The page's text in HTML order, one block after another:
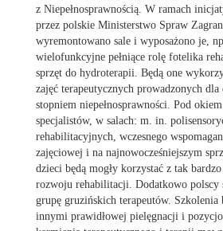
z Niepełnosprawnością. W ramach
przez polskie Ministerstwo Spraw
wyremontowano sale i wyposażono je,
wielofunkcyjne pełniące rolę fotelika
sprzęt do hydroterapii. Będą one
zajęć terapeutycznych prowadzonych dla
stopniem niepełnosprawności. Pod
specjalistów, w salach: m. in.
rehabilitacyjnych, wczesnego
zajęciowej i na najnowocześniejszym
dzieci będą mogły korzystać z tak
rozwoju rehabilitacji. Dodatkowo polscy
grupę gruzińskich terapeutów. Szkolenia
innymi prawidłowej pielęgnacji i